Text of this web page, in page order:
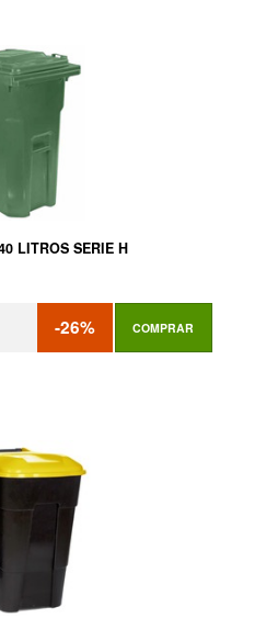
LITROS SERIE H
-26% COMPRAR